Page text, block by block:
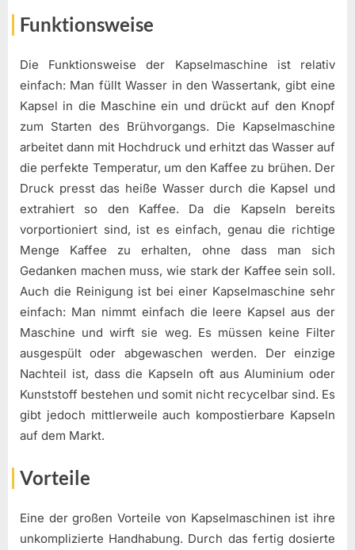
Funktionsweise
Die Funktionsweise der Kapselmaschine ist relativ
einfach: Man füllt Wasser in den Wassertank, gibt eine
Kapsel in die Maschine ein und drückt auf den Knopf
zum Starten des Brühvorgangs. Die Kapselmaschine
arbeitet dann mit Hochdruck und erhitzt das Wasser auf
die perfekte Temperatur, um den Kaffee zu brühen. Der
Druck presst das heiße Wasser durch die Kapsel und
extrahiert so den Kaffee. Da die Kapseln bereits
vorportioniert sind, ist es einfach, genau die richtige
Menge Kaffee zu erhalten, ohne dass man sich
Gedanken machen muss, wie stark der Kaffee sein soll.
Auch die Reinigung ist bei einer Kapselmaschine sehr
einfach: Man nimmt einfach die leere Kapsel aus der
Maschine und wirft sie weg. Es müssen keine Filter
ausgespült oder abgewaschen werden. Der einzige
Nachteil ist, dass die Kapseln oft aus Aluminium oder
Kunststoff bestehen und somit nicht recycelbar sind. Es
gibt jedoch mittlerweile auch kompostierbare Kapseln
auf dem Markt.
Vorteile
Eine der großen Vorteile von Kapselmaschinen ist ihre
unkomplizierte Handhabung. Durch das fertig dosierte